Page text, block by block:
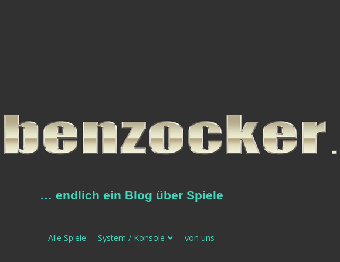
… endlich ein Blog über Spiele
Alle Spiele System / Konsole von uns